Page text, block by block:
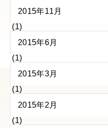
2015年11月
(1)
2015年6月
(1)
2015年3月
(1)
2015年2月
(1)